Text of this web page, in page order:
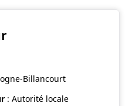
Billancourt
: Autorité locale